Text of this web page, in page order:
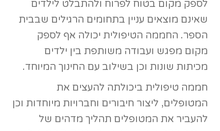
תהליך.
חממה טיפולית יכולה להיות גדולה ומרווחת
חממה ביתית
קטנה ומתאימה לעבודה של אחד על אחד